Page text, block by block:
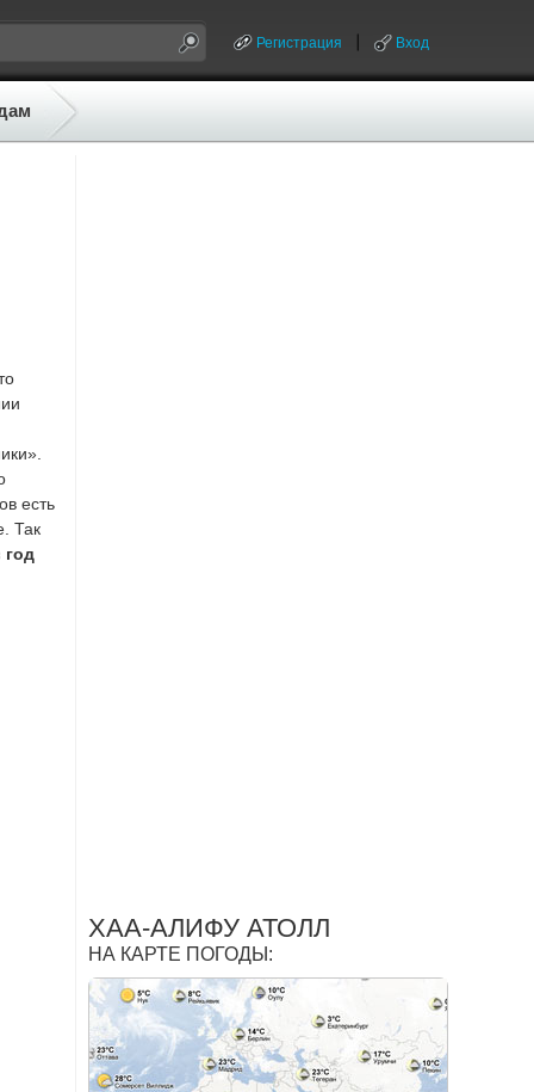
Регистрация Вход
есть
Так
год
ХАА-АЛИФУ АТОЛЛ
НА КАРТЕ ПОГОДЫ: